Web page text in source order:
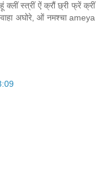
स्त्रीं ऐं क्रौं छ्री फ्रें क्रीं
अघोरे, ओं नमश्चा ameya